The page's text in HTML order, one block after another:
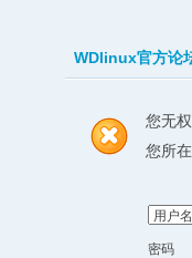
WDlinux官方论
您无
您所
密码